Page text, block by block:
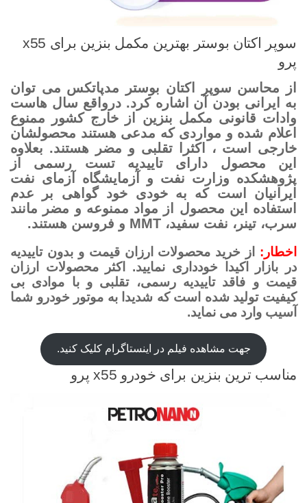
سوپر اکتان بوستر بهترین مکمل بنزین برای x55
پرو
از محاسن سوپر اکتان بوستر مدپاتکس می توان
به ایرانی بودن آن اشاره کرد. درواقع سال هاست
وادات قانونی مکمل بنزین از خارج کشور ممنوع
اعلام شده و مواردی که مدعی هستند محصولشان
خارجی است ، اکثرا تقلبی و مضر هستند. بعلاوه
این محصول دارای تاییدیه تست رسمی از
پژوهشکده وزارت نفت و آزمایشگاه آزمای نفت
ایرانیان است که به خودی خود گواهی بر عدم
استفاده این محصول از مواد ممنوعه و مضر مانند
سرب، تینر، نفت سفید، MMT و فروسن هستند.
اخطار: از خرید محصولات ارزان قیمت و بدون تاییدیه
در بازار اکیدا خودداری نمایید. اکثر محصولات ارزان
قیمت و فاقد تاییدیه رسمی، تقلبی و با موادی بی
کیفیت تولید شده است که شدیدا به موتور خودرو شما
آسیب وارد می نماید.
جهت مشاهده فیلم در اینستاگرام کلیک کنید.
مناسب ترین بنزین برای خودرو x55 پرو